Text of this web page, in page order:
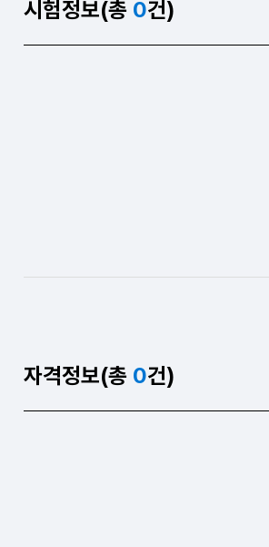
시험정보(총 0건)
자격정보(총 0건)